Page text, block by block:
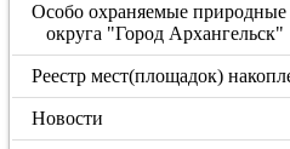
Особо охраняемые природные
округа "Город Архангельск"
Реестр мест(площадок)
Новости